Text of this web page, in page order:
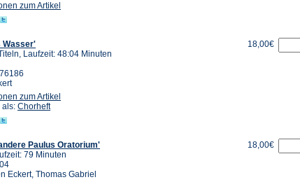
zum Artikel
Wasser'
Laufzeit: 48:04 Minuten
zum Artikel
als: Chorheft
18,00€
Paulus Oratorium'
79 Minuten
Eckert, Thomas Gabriel
18,00€